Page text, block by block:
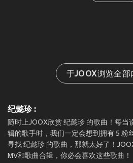
于JOOX浏览全部
纪懿珍 :
随时上JOOX欣赏 纪懿珍 的歌曲！每
辑的歌手时，我们一定会想到拥有 5 粉
寻找 纪懿珍 的歌曲，那就太好了！
MV和歌曲合辑，你必会喜欢这些歌曲！